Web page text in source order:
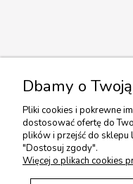
Dbamy o
Pliki cookies i pokrewne
dostosować ofertę do
plików i przejść do
"Dostosuj zgody".
Więcej o plikach cookies